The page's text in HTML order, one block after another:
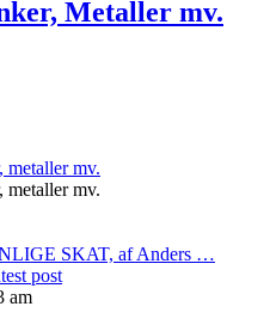
Metaller mv.
metaller mv.
metaller mv.
SKAT, af Anders …
post
am